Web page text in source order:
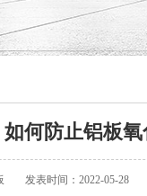
如何防止铝板氧
发表时间：2022-05-28